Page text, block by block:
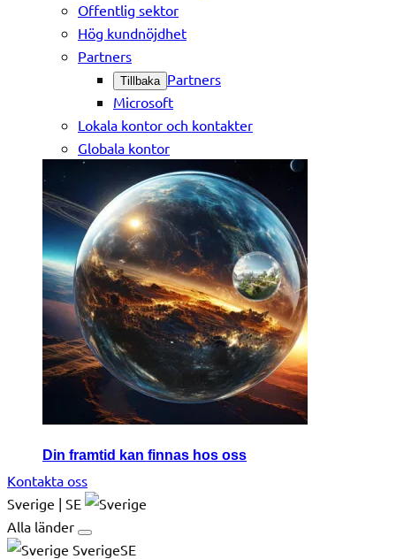
Offentlig sektor
Hög kundnöjdhet
Partners
Tillbaka Partners
Microsoft
Lokala kontor och kontakter
Globala kontor
Din framtid kan finnas hos oss
Kontakta oss
Sverige | SE
Alla länder
SverigeSE